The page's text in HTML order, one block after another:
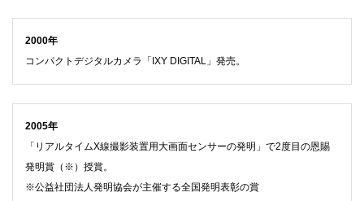
2000年
コンパクトデジタルカメラ「IXY DIGITAL」発売。
2005年
「リアルタイムX線撮影装置用大画面センサーの発明」で2度目の恩賜
発明賞（※）授賞。
※公益社団法人発明協会が主催する全国発明表彰の賞